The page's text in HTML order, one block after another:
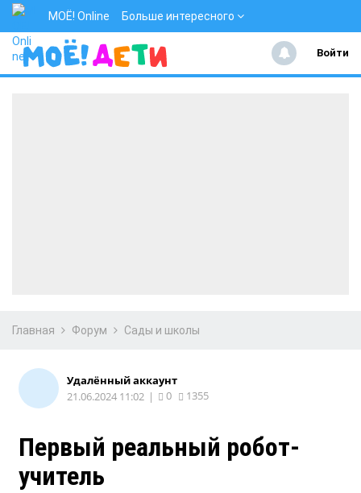
МОЁ! Online Больше интересного
Войти
Главная Форум Сады и школы
Удалённый аккаунт
21.06.2024 11:02 | 0 1355
Первый реальный робот-
учитель